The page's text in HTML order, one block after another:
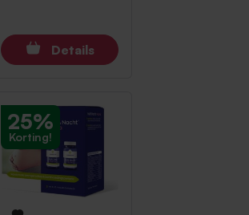
Details
25%
Korting!